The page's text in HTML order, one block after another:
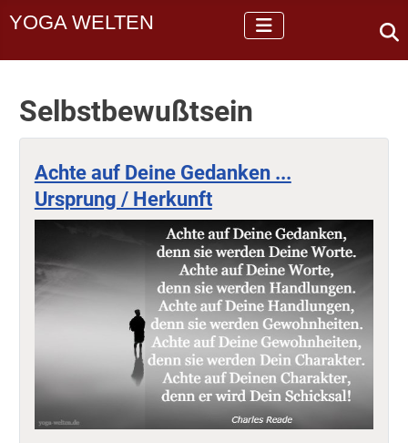
YOGA WELTEN
Selbstbewußtsein
Achte auf Deine Gedanken ...
Ursprung / Herkunft